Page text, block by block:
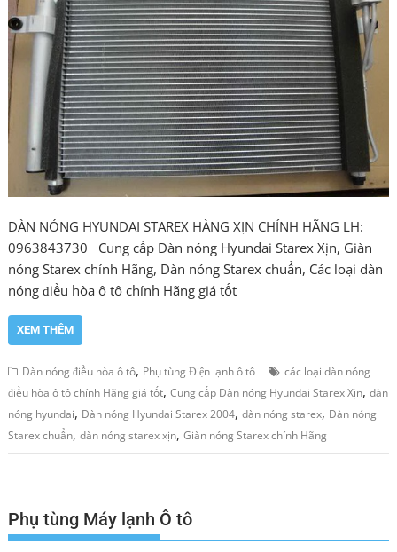
DÀN NÓNG HYUNDAI STAREX HÀNG XỊN CHÍNH HÃNG LH:
0963843730 Cung cấp Dàn nóng Hyundai Starex Xịn, Giàn
nóng Starex chính Hãng, Dàn nóng Starex chuẩn, Các loại dàn
nóng điều hòa ô tô chính Hãng giá tốt
XEM THÊM
Dàn nóng điều hòa ô tô, Phụ tùng Điện lạnh ô tô
các loại dàn nóng
điều hòa ô tô chính Hãng giá tốt,Cung cấp Dàn nóng Hyundai Starex Xịn,dàn
nóng hyundai, Dàn nóng Hyundai Starex 2004,dàn nóng starex, Dàn nóng
Starex chuẩn,dàn nóng starex xịn,Giàn nóng Starex chính Hãng
Phụ tùng Máy lạnh Ô tô